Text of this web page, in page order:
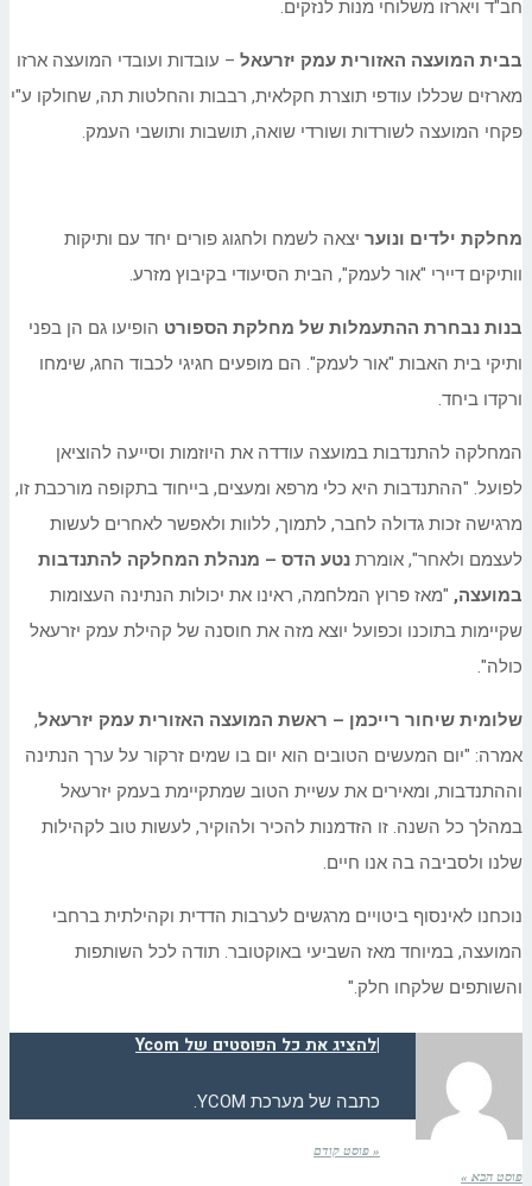
חב"ד ויארזו משלוחי מנות לנזקים.
בבית המועצה האזורית עמק יזרעאל – עובדות ועובדי המועצה ארזו
מארזים שכללו עודפי תוצרת חקלאית, רבבות והחלטות תה, שחולקו ע"י
פקחי המועצה לשורדות ושורדי שואה, תושבות ותושבי העמק.
מחלקת ילדים ונוער יצאה לשמח ולחגוג פורים יחד עם ותיקות
וותיקים דיירי "אור לעמק", הבית הסיעודי בקיבוץ מזרע.
בנות נבחרת ההתעמלות של מחלקת הספורט הופיעו גם הן בפני
ותיקי בית האבות "אור לעמק". הם מופעים חגיגי לכבוד החג, שימחו
ורקדו ביחד.
המחלקה להתנדבות במועצה עודדה את היוזמות וסייעה להוציאן
לפועל. "ההתנדבות היא כלי מרפא ומעצים, בייחוד בתקופה מורכבת זו,
מרגישה זכות גדולה לחבר, לתמוך, ללוות ולאפשר לאחרים לעשות
לעצמם ולאחר", אומרת נטע הדס – מנהלת המחלקה להתנדבות
במועצה, "מאז פרוץ המלחמה, ראינו את יכולות הנתינה העצומות
שקיימות בתוכנו וכפועל יוצא מזה את חוסנה של קהילת עמק יזרעאל
כולה".
שלומית שיחור רייכמן – ראשת המועצה האזורית עמק יזרעאל,
אמרה: "יום המעשים הטובים הוא יום בו שמים זרקור על ערך הנתינה
וההתנדבות, ומאירים את עשיית הטוב שמתקיימת בעמק יזרעאל
במהלך כל השנה. זו הזדמנות להכיר ולהוקיר, לעשות טוב לקהילות
שלנו ולסביבה בה אנו חיים.
נוכחנו לאינסוף ביטויים מרגשים לערבות הדדית וקהילתית ברחבי
המועצה, במיוחד מאז השביעי באוקטובר. תודה לכל השותפות
והשותפים שלקחו חלק."
|להציג את כל הפוסטים של Ycom
כתבה של מערכת YCOM.
« פוסט קודם
פוסט הבא »